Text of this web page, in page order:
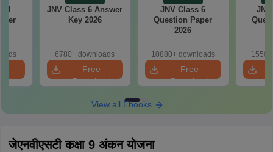
JNV Class 6 Answer
Key 2026
6780+ downloads
Free
Download
JNV Class 6
Question Paper
2026
10880+ downloads
Free
Download
View all Ebooks
जेएनवीएसटी कक्षा 9 अंकन योजना